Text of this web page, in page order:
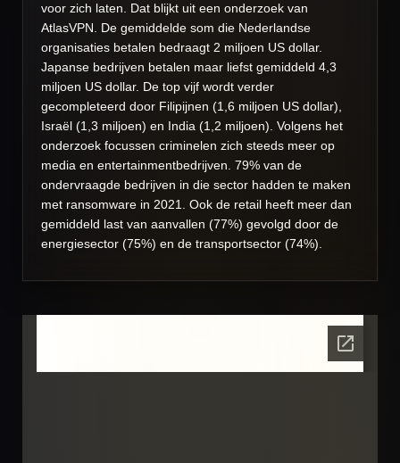
voor zich laten. Dat blijkt uit een onderzoek van
AtlasVPN. De gemiddelde som die Nederlandse
organisaties betalen bedraagt 2 miljoen US dollar.
Japanse bedrijven betalen maar liefst gemiddeld 4,3
miljoen US dollar. De top vijf wordt verder
gecompleteerd door Filipijnen (1,6 miljoen US dollar),
Israël (1,3 miljoen) en India (1,2 miljoen). Volgens het
onderzoek focussen criminelen zich steeds meer op
media en entertainmentbedrijven. 79% van de
ondervraagde bedrijven in die sector hadden te maken
met ransomware in 2021. Ook de retail heeft meer dan
gemiddeld last van aanvallen (77%) gevolgd door de
energiesector (75%) en de transportsector (74%).